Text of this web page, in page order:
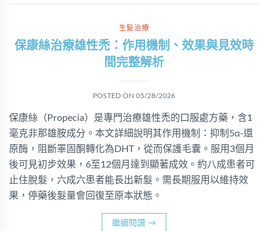
生髮治療
保康絲治療雄性禿：作用機制、效果與見效時
間完整解析
POSTED ON 05/28/2026
保康絲（Propecia）是專門治療雄性禿的口服處方藥，含1
毫克非那雄胺成分。本文詳細說明其作用機制：抑制5α-還
原酶，阻斷睪固酮轉化為DHT，從而保護毛囊。服用3個月
後可見初步效果，6至12個月達到顯著成效。約八成患者可
止住脫髮，六成六患者能長出新髮。需長期服用以維持效
果，停藥後髮量會回復至原本狀態。
繼續閱讀 →